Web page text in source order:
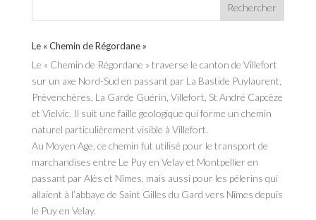
Le « Chemin de Régordane »
Le « Chemin de Régordane » traverse le canton de Villefort
sur un axe Nord-Sud en passant par La Bastide Puylaurent,
Prévenchères, La Garde Guérin, Villefort, St André Capcèze
et Vielvic. Il suit une faille geologique qui forme un chemin
naturel particulièrement visible à Villefort.
Au Moyen Age, ce chemin fut utilisé pour le transport de
marchandises entre Le Puy en Velay et Montpellier en
passant par Alès et Nîmes, mais aussi pour les pélerins qui
allaient à l’abbaye de Saint Gilles du Gard vers Nîmes depuis
le Puy en Velay.